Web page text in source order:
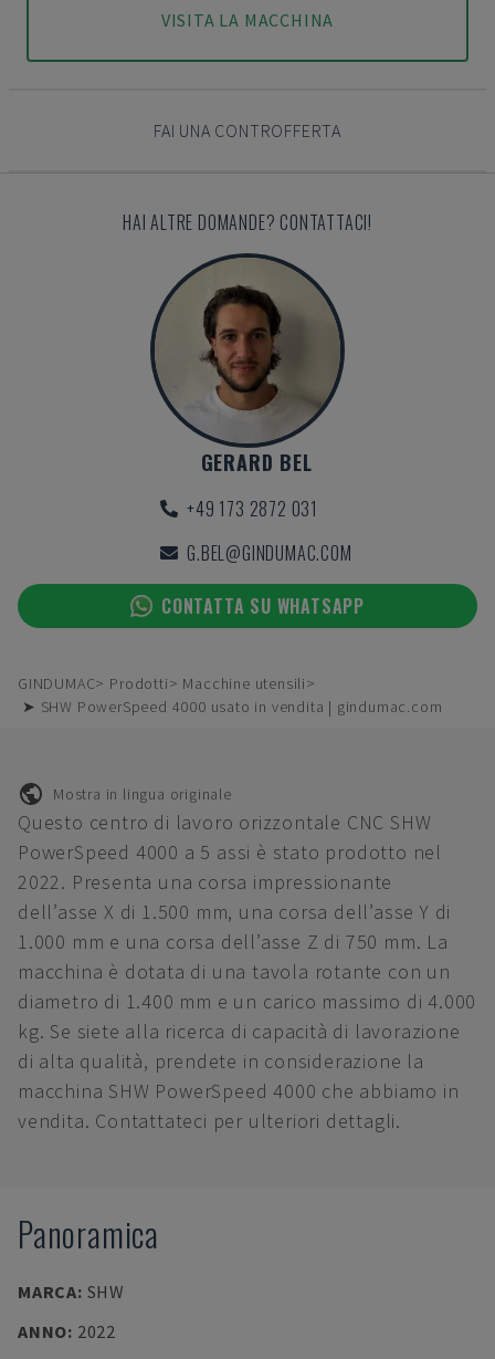
VISITA LA MACCHINA
FAI UNA CONTROFFERTA
HAI ALTRE DOMANDE? CONTATTACI!
GERARD BEL
+49 173 2872 031
G.BEL@GINDUMAC.COM
CONTATTA SU WHATSAPP
GINDUMAC Prodotti
Macchine utensili
➤ SHW PowerSpeed 4000 usato in vendita | gindumac.com
Mostra in lingua originale
Questo centro di lavoro orizzontale CNC SHW
PowerSpeed 4000 a 5 assi è stato prodotto nel
2022. Presenta una corsa impressionante
dell’asse X di 1.500 mm, una corsa dell’asse Y di
1.000 mm e una corsa dell’asse Z di 750 mm. La
macchina è dotata di una tavola rotante con un
diametro di 1.400 mm e un carico massimo di 4.000
kg. Se siete alla ricerca di capacità di lavorazione
di alta qualità, prendete in considerazione la
macchina SHW PowerSpeed 4000 che abbiamo in
vendita. Contattateci per ulteriori dettagli.
Panoramica
MARCA: SHW
ANNO: 2022